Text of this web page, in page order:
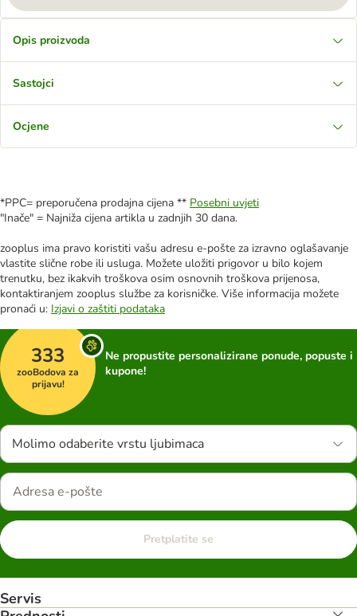
Opis proizvoda
Sastojci
Ocjene
*PPC= preporučena prodajna cijena ** Posebni uvjeti
"Inače" = Najniža cijena artikla u zadnjih 30 dana.
zooplus ima pravo koristiti vašu adresu e-pošte za izravno oglašavanje
vlastite slične robe ili usluga. Možete uložiti prigovor u bilo kojem
trenutku, bez ikakvih troškova osim osnovnih troškova prijenosa,
kontaktiranjem zooplus službe za korisničke. Više informacija možete
pronaći u: Izjavi o zaštiti podataka
333
zooBodova za
prijavu!
Ne propustite personalizirane ponude, popuste i
kupone!
Molimo odaberite vrstu ljubimaca
Pretplatite se
Servis